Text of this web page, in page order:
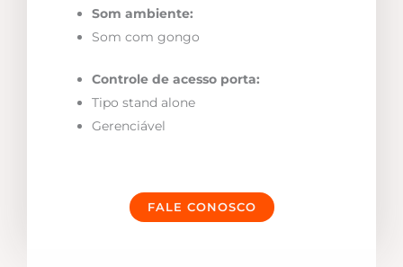
Som ambiente:
Som com gongo
Controle de acesso porta:
Tipo stand alone
Gerenciável
FALE CONOSCO